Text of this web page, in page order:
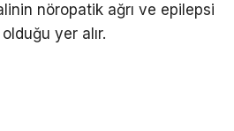
nöropatik ağrı ve epilepsi
yer alır.